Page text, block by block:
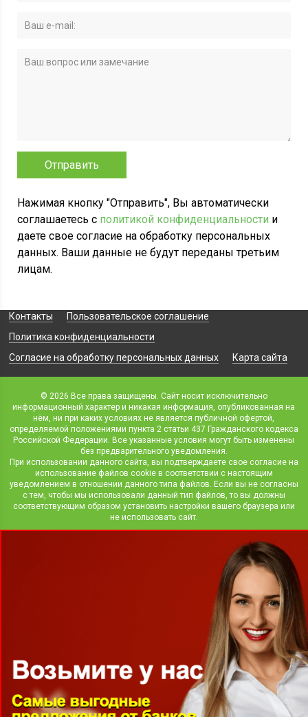
Нажимая кнопку "Отправить", Вы автоматически
соглашаетесь с политикой конфиденциальности и
даете свое согласие на обработку персональных
данных. Ваши данные не будут переданы третьим
лицам.
Контакты
Пользовательское соглашение
Политика конфиденциальности
Согласие на обработку персональных данных
Карта сайта
© 2026 Все права защищены. Сайт носит исключительно
информационный характер и никакая информация, опубликованная на
нём, ни при каких условиях не является публичной офертой,
определяемой положениями пункта 2 статьи 437 Гражданского кодекса
Российской Федерации. Все указанные условия могут быть изменены
без предварительного уведомления.
При использовании данного сайта, вы подтверждаете свое согласие на
использование файлов cookie в соответствии с настоящим
уведомлением в отношении данного типа файлов. Если вы не согласны
с тем, чтобы мы использовали данный тип файлов, то вы должны
соответствующим образом установить настройки вашего браузера или
не использовать сайт.